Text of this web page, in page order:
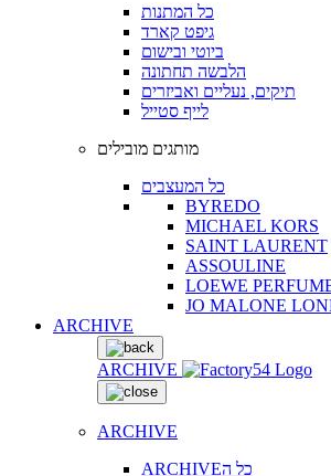
כל המתנות
גיפט קארד
ביוטי ובישום
הלבשה תחתונה
תיקים, נעליים ואביזרים
לייף סטייל
מותגים מובילים
כל המעצבים
BYREDO
MICHAEL KORS
SAINT LAURENT
ASSOULINE
LOEWE
JO MALONE
ARCHIVE
ARCHIVE
ARCHIVE
ARCHIVEכל ה